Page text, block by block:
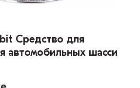
Средство для
автомобильных шасси